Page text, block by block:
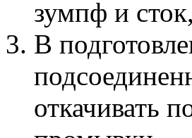
зумпф и
В
откачивать